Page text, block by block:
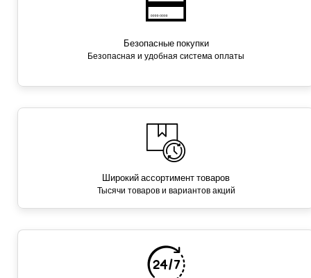
Безопасные покупки
Безопасная и удобная система оплаты
Широкий ассортимент товаров
Тысячи товаров и вариантов акций